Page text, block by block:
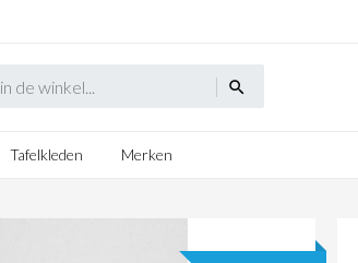
search
Tafelkleden Merken